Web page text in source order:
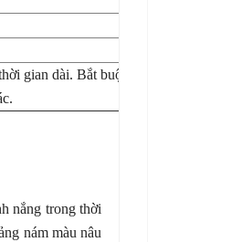
gian dài. Bắt buộc phải kết hợp chăm
nắng trong thời
nám màu nâu